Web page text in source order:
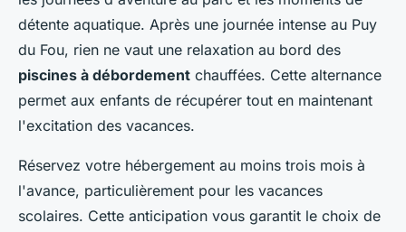
détente aquatique. Après une journée intense au Puy
du Fou, rien ne vaut une relaxation au bord des
piscines à débordement chauffées. Cette alternance
permet aux enfants de récupérer tout en maintenant
l'excitation des vacances.
Réservez votre hébergement au moins trois mois à
l'avance, particulièrement pour les vacances
scolaires. Cette anticipation vous garantit le choix de